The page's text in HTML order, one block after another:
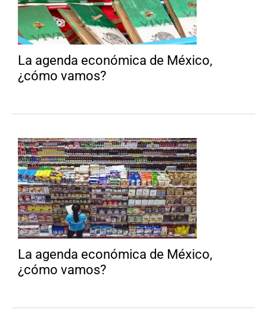
La agenda económica de México,
¿cómo vamos?
La agenda económica de México,
¿cómo vamos?